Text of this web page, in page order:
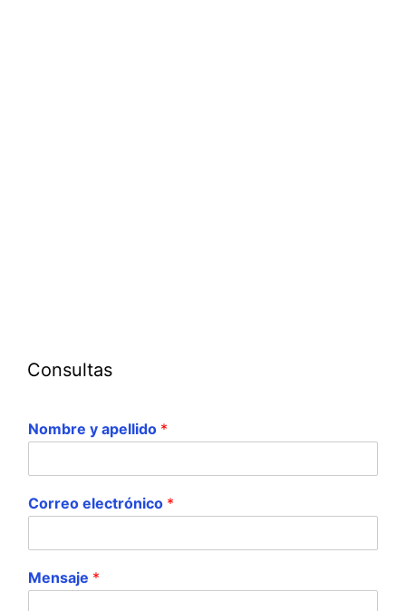
Consultas
Nombre y apellido *
Correo electrónico *
Mensaje *